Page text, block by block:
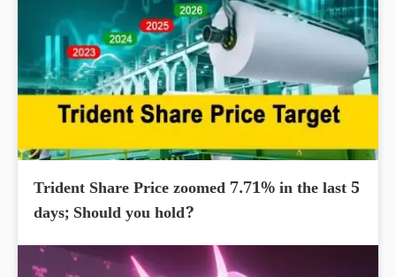
Trident Share Price zoomed 7.71% in the last 5
days; Should you hold?